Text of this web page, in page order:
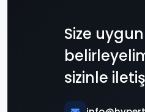
Size
sizinle